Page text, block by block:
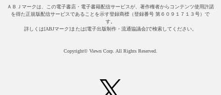
ＡＢＪマークは、この電子書店・電子書籍配信サービスが、著作権者からコンテンツ使用許諾
を得た正規版配信サービスであることを示す登録商標（登録番号 第６０９１７１３号）で
す。
詳しくは[ABJマーク]または[電子出版制作・流通協議会]で検索してください。
Copyright© Viewn Corp. All Rights Reserved.